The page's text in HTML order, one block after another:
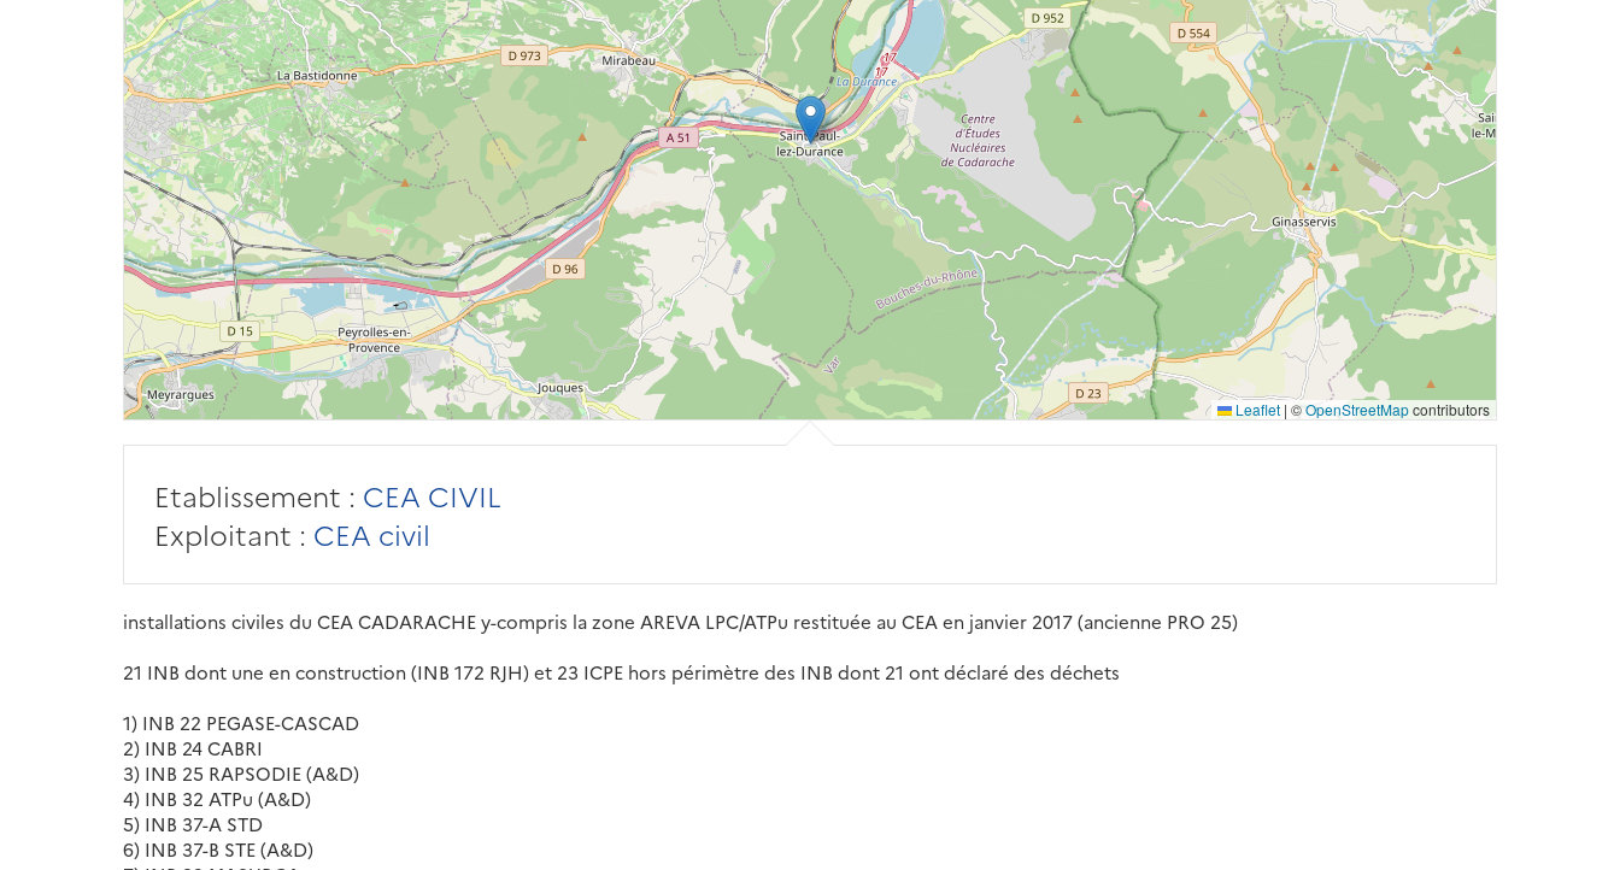
Leaflet | ©OpenStreetMapcontributors
Etablissement : CEA CIVIL
Exploitant : CEA civil
installations civiles du CEA CADARACHE y-compris la zone AREVA LPC/ATPu restituée au CEA en janvier 2017 (ancienne PRO 25)
21 INB dont une en construction (INB 172 RJH) et 23 ICPE hors périmètre des INB dont 21 ont déclaré des déchets
1) INB 22 PEGASE-CASCAD
2) INB 24 CABRI
3) INB 25 RAPSODIE (A&D)
4) INB 32 ATPu (A&D)
5) INB 37-A STD
6) INB 37-B STE (A&D)